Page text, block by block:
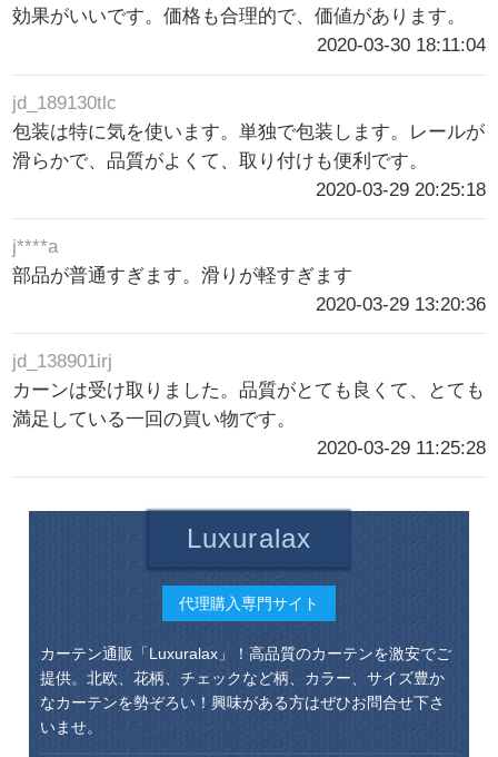
効果がいいです。価格も合理的で、価値があります。
2020-03-30 18:11:04
jd_189130tlc
包装は特に気を使います。単独で包装します。レールが
滑らかで、品質がよくて、取り付けも便利です。
2020-03-29 20:25:18
j****a
部品が普通すぎます。滑りが軽すぎます
2020-03-29 13:20:36
jd_138901irj
カーンは受け取りました。品質がとても良くて、とても
満足している一回の買い物です。
2020-03-29 11:25:28
Luxuralax
代理購入専門サイト
カーテン通販「Luxuralax」！高品質のカーテンを激安でご
提供。北欧、花柄、チェックなど柄、カラー、サイズ豊か
なカーテンを勢ぞろい！興味がある方はぜひお問合せ下さ
いませ。